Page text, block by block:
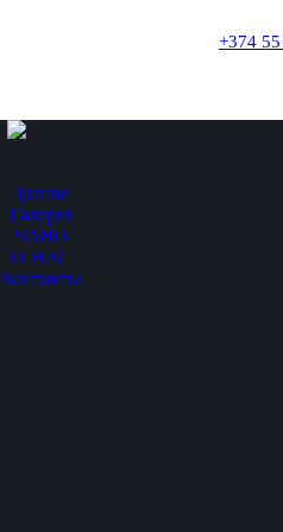
+374
Здание
Галерея
ЧАВО
О НАС
Контакты